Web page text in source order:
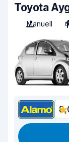
Toyota
Manuell
4